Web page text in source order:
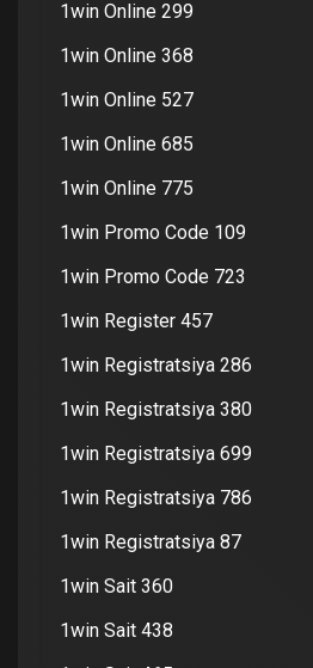
1win Online 299
1win Online 368
1win Online 527
1win Online 685
1win Online 775
1win Promo Code 109
1win Promo Code 723
1win Register 457
1win Registratsiya 286
1win Registratsiya 380
1win Registratsiya 699
1win Registratsiya 786
1win Registratsiya 87
1win Sait 360
1win Sait 438